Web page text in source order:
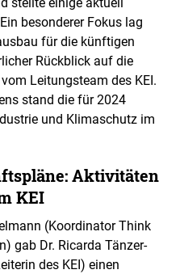
besonderer Fokus lag
für die künftigen
Rückblick auf die
Leitungsteam des KEI.
stand die für 2024
und Klimaschutz im
Aktivitäten
KEI
(Koordinator Think
gab Dr. Ricarda Tänzer-
des KEI) einen